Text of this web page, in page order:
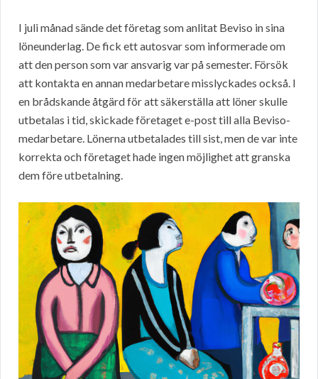
I juli månad sände det företag som anlitat Beviso in sina
löneunderlag. De fick ett autosvar som informerade om
att den person som var ansvarig var på semester. Försök
att kontakta en annan medarbetare misslyckades också. I
en brådskande åtgärd för att säkerställa att löner skulle
utbetalas i tid, skickade företaget e-post till alla Beviso-
medarbetare. Lönerna utbetalades till sist, men de var inte
korrekta och företaget hade ingen möjlighet att granska
dem före utbetalning.